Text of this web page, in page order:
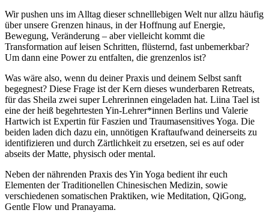
Wir pushen uns im Alltag dieser schnelllebigen Welt nur allzu häufig
über unsere Grenzen hinaus, in der Hoffnung auf Energie,
Bewegung, Veränderung – aber vielleicht kommt die
Transformation auf leisen Schritten, flüsternd, fast unbemerkbar?
Um dann eine Power zu entfalten, die grenzenlos ist?
Was wäre also, wenn du deiner Praxis und deinem Selbst sanft
begegnest? Diese Frage ist der Kern dieses wunderbaren Retreats,
für das Sheila zwei super Lehrerinnen eingeladen hat. Liina Tael ist
eine der heiß begehrtesten Yin-Lehrer*innen Berlins und Valerie
Hartwich ist Expertin für Faszien und Traumasensitives Yoga. Die
beiden laden dich dazu ein, unnötigen Kraftaufwand deinerseits zu
identifizieren und durch Zärtlichkeit zu ersetzen, sei es auf oder
abseits der Matte, physisch oder mental.
Neben der nährenden Praxis des Yin Yoga bedient ihr euch
Elementen der Traditionellen Chinesischen Medizin, sowie
verschiedenen somatischen Praktiken, wie Meditation, QiGong,
Gentle Flow und Pranayama.